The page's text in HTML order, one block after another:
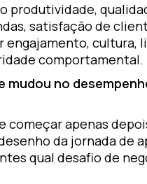
produtividade,
satisfação de
cultura,
comportamental.
mudou no
começar apenas
da jornada de
qual desafio de